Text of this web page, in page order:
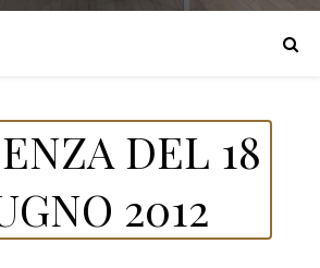
DEL 18
2012